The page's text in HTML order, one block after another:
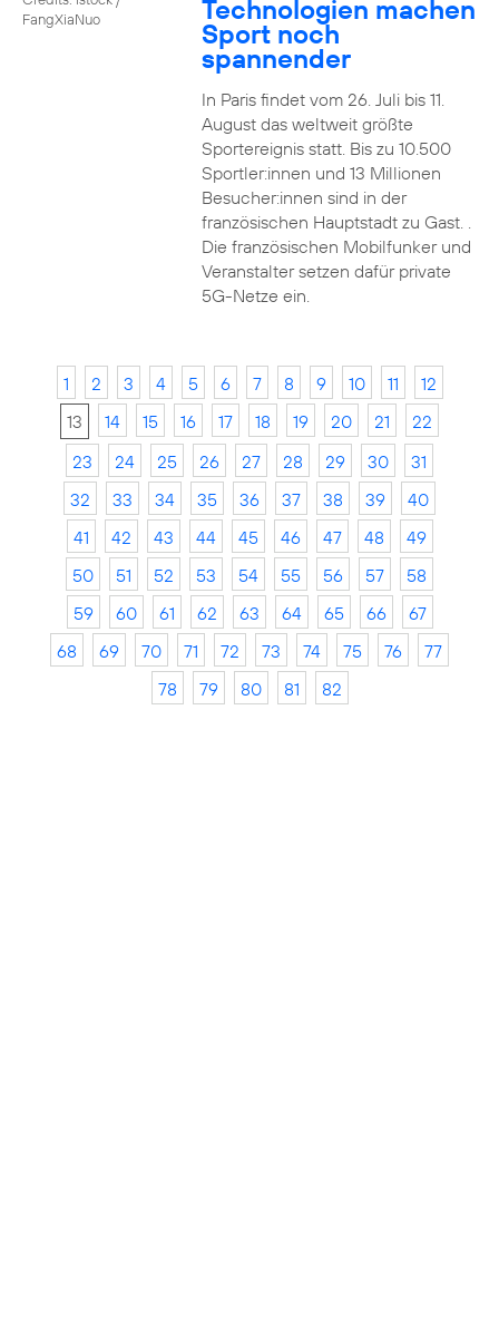
FangXiaNuo
Technologien machen
Sport noch
spannender
In Paris findet vom 26. Juli bis 11.
August das weltweit größte
Sportereignis statt. Bis zu 10.500
Sportler:innen und 13 Millionen
Besucher:innen sind in der
französischen Hauptstadt zu Gast. .
Die französischen Mobilfunker und
Veranstalter setzen dafür private
5G-Netze ein.
1 2 3 4 5 6 7 8 9 10 11
12
13
14 15 16 17 18 19 20 21
22
23
24 25 26 27 28 29 30
31
32
33 34 35 36 37 38 39
40
41
42 43 44 45 46 47 48
49
50
51 52 53 54 55 56 57
58
59
60 61 62 63 64 65 66
67
68
69 70 71 72 73 74 75 76
77
78
79 80 81 82